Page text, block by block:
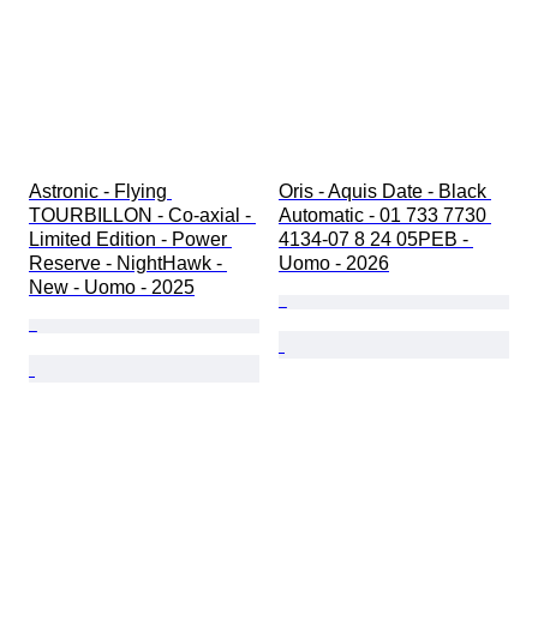
Astronic - Flying
TOURBILLON - Co-axial -
Limited Edition - Power
Reserve - NightHawk -
New - Uomo - 2025
Oris - Aquis Date - Black
Automatic - 01 733 7730
4134-07 8 24 05PEB -
Uomo - 2026